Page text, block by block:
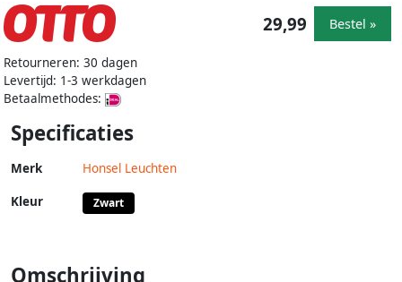
Retourneren: 30 dagen
Levertijd: 1-3 werkdagen
Betaalmethodes:
29,99 Bestel »
Specificaties
Merk Honsel Leuchten
Kleur Zwart
Omschrijving